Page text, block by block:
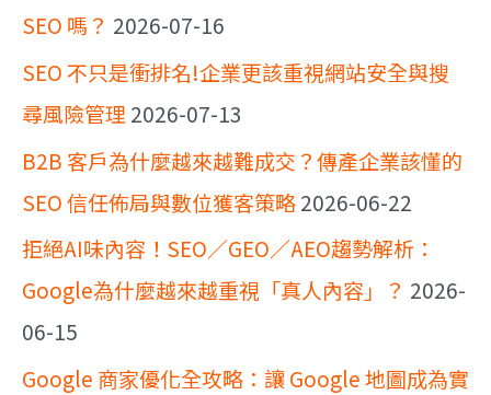
SEO 嗎？ 2026-07-16
SEO 不只是衝排名!企業更該重視網站安全與搜
尋風險管理 2026-07-13
B2B 客戶為什麼越來越難成交？傳產企業該懂的
SEO 信任佈局與數位獲客策略2026-06-22
拒絕AI味內容！SEO／GEO／AEO趨勢解析：
Google為什麼越來越重視「真人內容」？ 2026-
06-15
Google 商家優化全攻略：讓 Google 地圖成為實